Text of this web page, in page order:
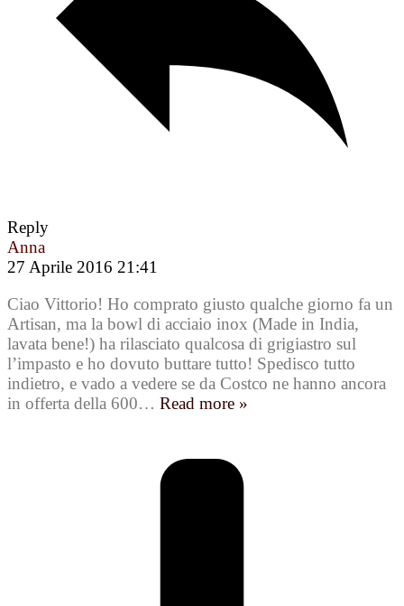
Reply
Anna
27 Aprile 2016 21:41
Ciao Vittorio! Ho comprato giusto qualche giorno fa un
Artisan, ma la bowl di acciaio inox (Made in India,
lavata bene!) ha rilasciato qualcosa di grigiastro sul
l’impasto e ho dovuto buttare tutto! Spedisco tutto
indietro, e vado a vedere se da Costco ne hanno ancora
in offerta della 600… Read more »